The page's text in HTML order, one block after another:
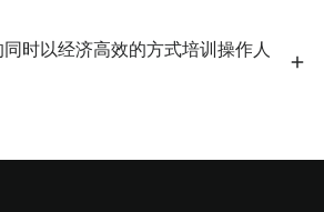
时以经济高效的方式培训操作人